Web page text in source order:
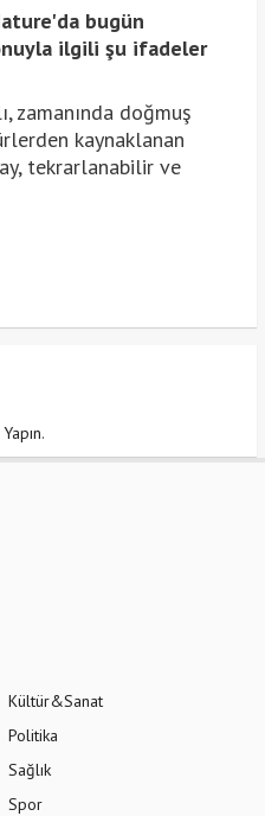
bugün
ilgili şu ifadeler
zamanında doğmuş
kaynaklanan
tekrarlanabilir ve
.
Kültür&Sanat
Politika
Sağlık
Spor